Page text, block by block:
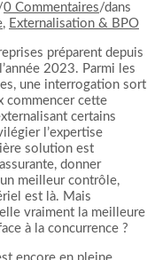
0 Commentaires/dans
, Externalisation & BPO
préparent depuis
2023. Parmi les
une interrogation sort
commencer cette
certains
l’expertise
solution est
donner
un meilleur contrôle,
est là. Mais
vraiment la meilleure
à la concurrence ?